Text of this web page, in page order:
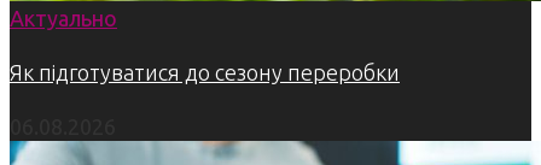
Актуально
Як підготуватися до сезону переробки